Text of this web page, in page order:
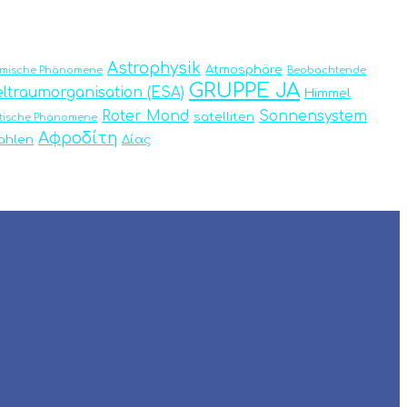
Phänomene Astrophysik Atmosphäre Beobachtende
(ESA) GRUPPE JA Himmel
Phänomene Roter Mond satelliten Sonnensystem
Αφροδίτη Δίας